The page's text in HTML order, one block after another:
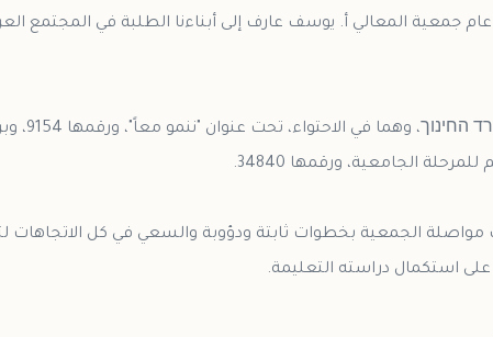
جمعية المعالي أ. يوسف عارف إلى أبناءنا الطلبة في المجتمع
جيفن
مواصلة الجمعية بخطوات ثابتة ودؤوبة والسعي في كل الاتجاهات